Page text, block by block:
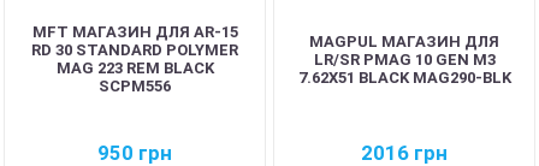
MFT МАГАЗИН ДЛЯ AR-15
RD 30 STANDARD POLYMER
MAG 223 REM BLACK
SCPM556
950 грн
MAGPUL МАГАЗИН ДЛЯ
LR/SR PMAG 10 GEN M3
7.62X51 BLACK MAG290-BLK
2016 грн